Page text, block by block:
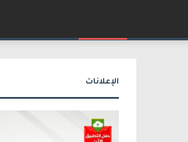
الإعلانات